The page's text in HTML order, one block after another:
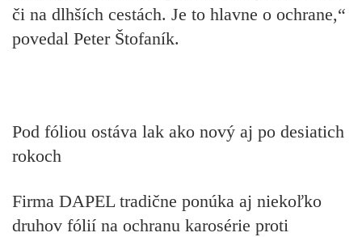
či na dlhších cestách. Je to hlavne o ochrane,“
povedal Peter Štofaník.
Pod fóliou ostáva lak ako nový aj po desiatich
rokoch
Firma DAPEL tradične ponúka aj niekoľko
druhov fólií na ochranu karosérie proti